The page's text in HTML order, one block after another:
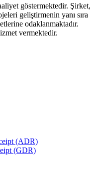
göstermektedir. Şirket,
geliştirmenin yanı sıra
odaklanmaktadır.
vermektedir.
(ADR)
(GDR)